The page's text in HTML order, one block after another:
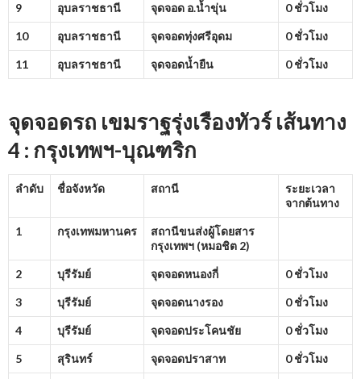
9 อุบลราชธานี จุดจอด อ.น้ำขุ่น 0 ชั่วโมง
10 อุบลราชธานี จุดจอดทุ่งศรีอุดม 0 ชั่วโมง
11 อุบลราชธานี จุดจอดน้ำยืน 0 ชั่วโมง
จุดจอดรถ เขมราฐรุ่งเรืองทัวร์ เส้นทาง
4 : กรุงเทพฯ-บุณฑริก
ลำดับ ชื่อจังหวัด สถานี
ระยะเวลา
จากต้นทาง
1 กรุงเทพมหานคร
สถานีขนส่งผู้โดยสาร
กรุงเทพฯ (หมอชิต 2)
2 บุรีรัมย์ จุดจอดหนองกี่ 0 ชั่วโมง
3 บุรีรัมย์ จุดจอดนางรอง 0 ชั่วโมง
4 บุรีรัมย์ จุดจอดประโคนชัย 0 ชั่วโมง
5 สุรินทร์ จุดจอดปราสาท 0 ชั่วโมง